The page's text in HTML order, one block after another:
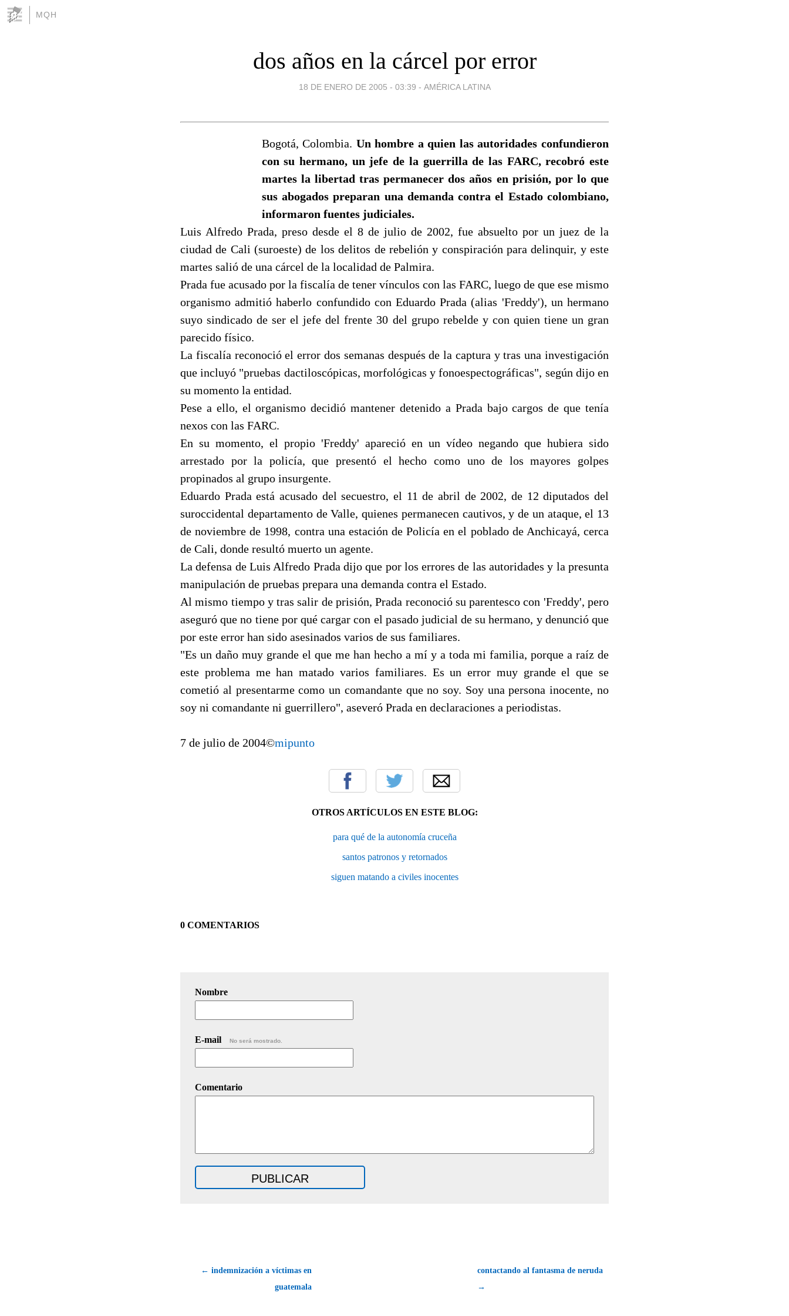
MQH
dos años en la cárcel por error
18 DE ENERO DE 2005 - 03:39 - AMÉRICA LATINA
Bogotá, Colombia. Un hombre a quien las autoridades confundieron
con su hermano, un jefe de la guerrilla de las FARC, recobró este
martes la libertad tras permanecer dos años en prisión, por lo que
sus abogados preparan una demanda contra el Estado colombiano,
informaron fuentes judiciales.
Luis Alfredo Prada, preso desde el 8 de julio de 2002, fue absuelto por un juez de la
ciudad de Cali (suroeste) de los delitos de rebelión y conspiración para delinquir, y este
martes salió de una cárcel de la localidad de Palmira.
Prada fue acusado por la fiscalía de tener vínculos con las FARC, luego de que ese mismo
organismo admitió haberlo confundido con Eduardo Prada (alias 'Freddy'), un hermano
suyo sindicado de ser el jefe del frente 30 del grupo rebelde y con quien tiene un gran
parecido físico.
La fiscalía reconoció el error dos semanas después de la captura y tras una investigación
que incluyó "pruebas dactiloscópicas, morfológicas y fonoespectográficas", según dijo en
su momento la entidad.
Pese a ello, el organismo decidió mantener detenido a Prada bajo cargos de que tenía
nexos con las FARC.
En su momento, el propio 'Freddy' apareció en un vídeo negando que hubiera sido
arrestado por la policía, que presentó el hecho como uno de los mayores golpes
propinados al grupo insurgente.
Eduardo Prada está acusado del secuestro, el 11 de abril de 2002, de 12 diputados del
suroccidental departamento de Valle, quienes permanecen cautivos, y de un ataque, el 13
de noviembre de 1998, contra una estación de Policía en el poblado de Anchicayá, cerca
de Cali, donde resultó muerto un agente.
La defensa de Luis Alfredo Prada dijo que por los errores de las autoridades y la presunta
manipulación de pruebas prepara una demanda contra el Estado.
Al mismo tiempo y tras salir de prisión, Prada reconoció su parentesco con 'Freddy', pero
aseguró que no tiene por qué cargar con el pasado judicial de su hermano, y denunció que
por este error han sido asesinados varios de sus familiares.
"Es un daño muy grande el que me han hecho a mí y a toda mi familia, porque a raíz de
este problema me han matado varios familiares. Es un error muy grande el que se
cometió al presentarme como un comandante que no soy. Soy una persona inocente, no
soy ni comandante ni guerrillero", aseveró Prada en declaraciones a periodistas.
7 de julio de 2004©mipunto
OTROS ARTÍCULOS EN ESTE BLOG:
para qué de la autonomía cruceña
santos patronos y retornados
siguen matando a civiles inocentes
0 COMENTARIOS
Nombre
E-mail No será mostrado.
Comentario
← indemnización a víctimas en
guatemala
contactando al fantasma de neruda
→